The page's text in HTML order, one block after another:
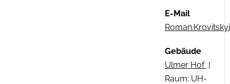
E-Mail
Gebäude
Ulmer Hof |
Raum: UH-